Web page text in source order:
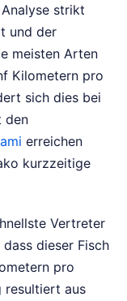
strikt
und der
meisten Arten
Kilometern pro
sich dies bei
den
erreichen
kurzzeitige
Vertreter
dieser Fisch
pro
resultiert aus